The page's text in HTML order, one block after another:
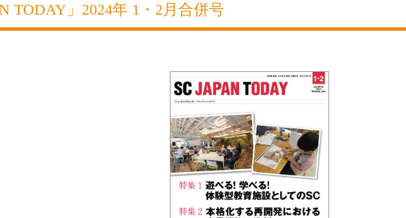
TODAY」2024年 1・2月合併号